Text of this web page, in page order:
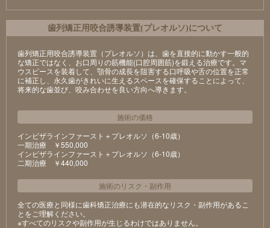
⻭列矯正⽤咬合誘導装置(プレオルソ)について
歯列矯正用咬合誘導装置（プレオルソ）は、歯を直接的に動かす一般的
な矯正ではなく、お口周りの筋機能(口腔周囲筋)を鍛える治療です。マ
ウスピースを装着して、顎骨の成長を阻害する口呼吸や舌の位置を正常
に補正し、永久歯がきれいに生えるスペースを確保することによって、
将来的な歯並び、咬み合わせを良い方向へ導きます。
施術の価格
インビザラインファースト＋プレオルソ（6-10歳）
⼀期治療 ￥550,000
インビザラインファースト＋プレオルソ（6-10歳）
⼆期治療 ￥440,000
施術のリスク ・ 副作用
全ての医療と同様に歯科矯正治療にも潜在的なリスク・副作用があるこ
とをご理解ください。
※すべてのリスクや副作用が生じるわけではありません。